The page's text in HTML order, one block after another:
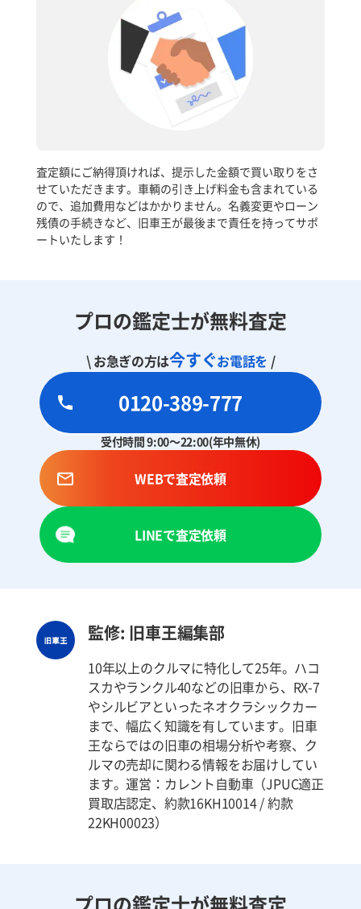
査定額にご納得頂ければ、提示した金額で買い取りをさ
せていただきます。車輌の引き上げ料金も含まれている
ので、追加費用などはかかりません。名義変更やローン
残債の手続きなど、旧車王が最後まで責任を持ってサポ
ートいたします！
プロの鑑定士が無料査定
\ お急ぎの方は今すぐお電話を /
0120-389-777
受付時間 9:00～22:00(年中無休)
WEBで査定依頼
LINEで査定依頼
監修: 旧車王編集部
10年以上のクルマに特化して25年。ハコ
スカやランクル40などの旧車から、RX-7
やシルビアといったネオクラシックカー
まで、幅広く知識を有しています。旧車
王ならではの旧車の相場分析や考察、ク
ルマの売却に関わる情報をお届けしてい
ます。運営：カレント自動車（JPUC適正
買取店認定、約款16KH10014 / 約款
22KH00023）